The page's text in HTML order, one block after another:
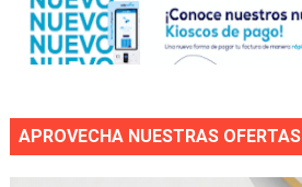
APROVECHA NUESTRAS OFERTAS